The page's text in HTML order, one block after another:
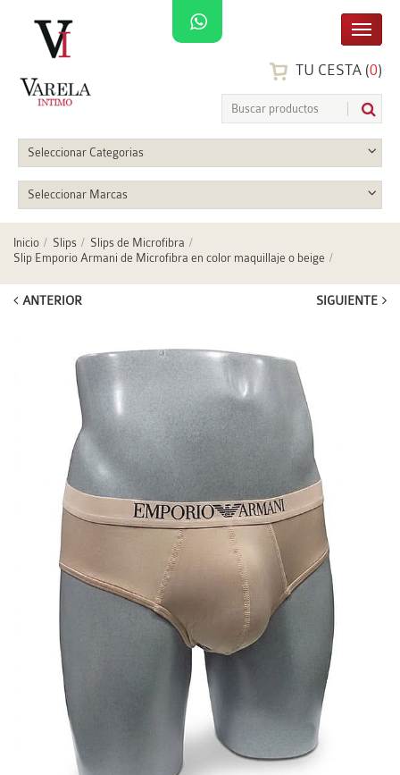
TU CESTA (0)
Seleccionar Categorias
Seleccionar Marcas
Inicio Slips
Slips de Microfibra
Slip Emporio Armani de Microfibra en color maquillaje o beige
ANTERIOR SIGUIENTE